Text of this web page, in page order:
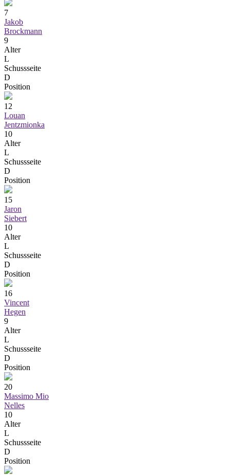
7
Jakob
Brockmann
9
Alter
L
Schussseite
D
Position
12
Louan
Jentzmionka
10
Alter
L
Schussseite
D
Position
15
Jaron
Siebert
10
Alter
L
Schussseite
D
Position
16
Vincent
Hegen
9
Alter
L
Schussseite
D
Position
20
Massimo Mio
Nelles
10
Alter
L
Schussseite
D
Position